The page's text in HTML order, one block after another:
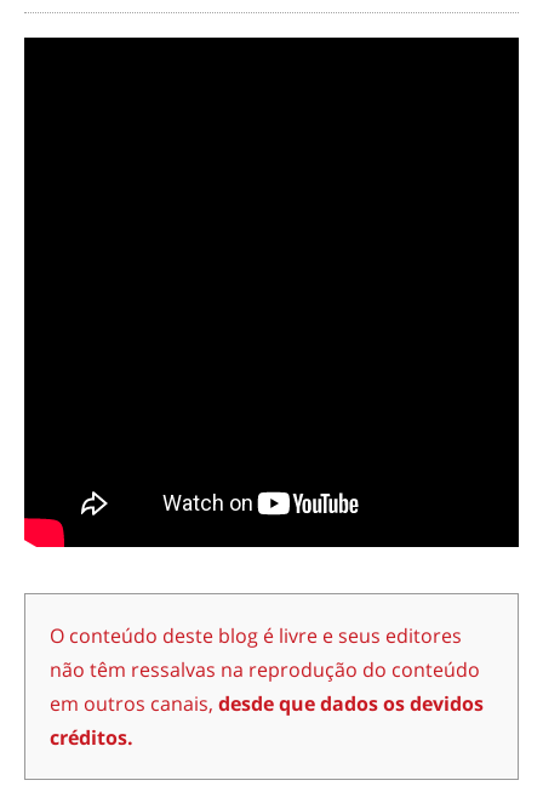
O conteúdo deste blog é livre e seus editores
não têm ressalvas na reprodução do conteúdo
em outros canais, desde que dados os devidos
créditos.